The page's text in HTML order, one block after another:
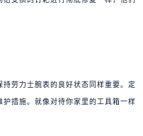
劳力士腕表的良好状态同样重要。定
措施。就像对待你家里的工具箱一样